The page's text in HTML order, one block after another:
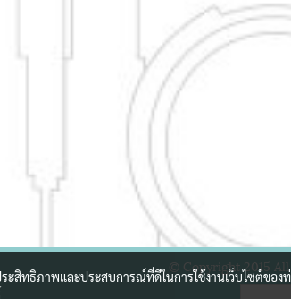
© Copyright 2015
ะสิทธิภาพและประสบการณ์ที่ดีในการใช้งานเว็บไซต์ขอ